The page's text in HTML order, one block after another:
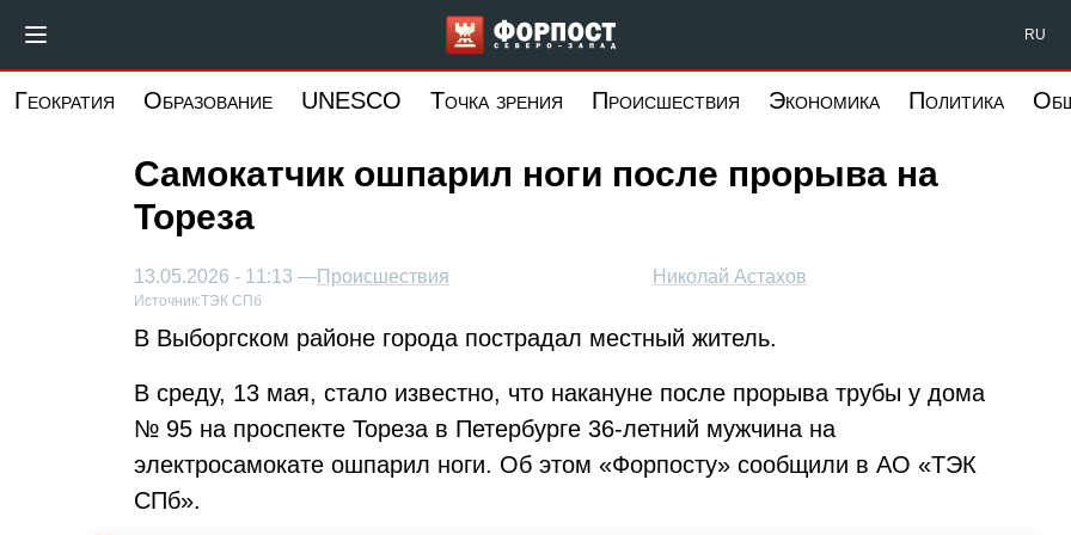
основному
Форпост Северо-Запад RU
Геократия Образование UNESCO Точка зрения Происшествия Экономика Политика
Самокатчик ошпарил ноги после прорыва на
Тореза
Николай Астахов
13.05.2026 - 11:13 —Происшествия
Источник:ТЭК СПб
В Выборгском районе города пострадал местный житель.
В среду, 13 мая, стало известно, что накануне после прорыва трубы у дома
№ 95 на проспекте Тореза в Петербурге 36-летний мужчина на
электросамокате ошпарил ноги. Об этом «Форпосту» сообщили в АО «ТЭК
СПб».